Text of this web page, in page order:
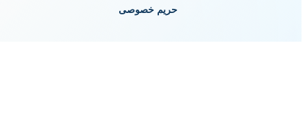
حریم خصوصی